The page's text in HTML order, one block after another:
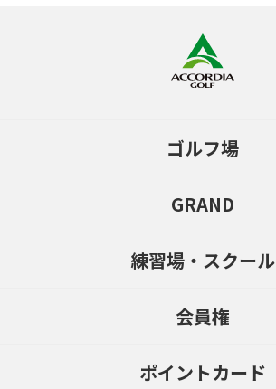
ゴルフ場
GRAND
練習場・スクール
会員権
ポイントカード